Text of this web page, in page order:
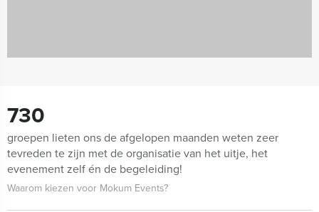
730
groepen lieten ons de afgelopen maanden weten zeer
tevreden te zijn met de organisatie van het uitje, het
evenement zelf én de begeleiding!
Waarom kiezen voor Mokum Events?